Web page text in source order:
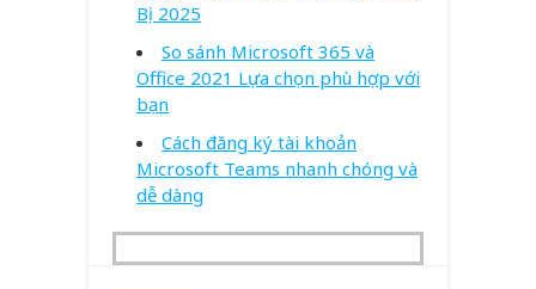
Bị 2025
So sánh Microsoft 365 và
Office 2021 Lựa chọn phù hợp với
bạn
Cách đăng ký tài khoản
Microsoft Teams nhanh chóng và
dễ dàng